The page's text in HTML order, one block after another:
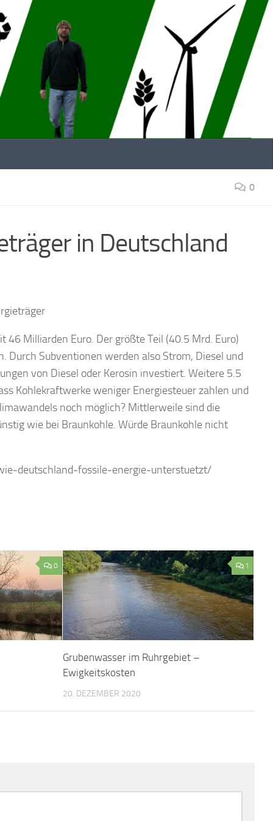
0
in Deutschland
Milliarden Euro. Der größte Teil (40.5 Mrd. Euro)
Subventionen werden also Strom, Diesel und
von Diesel oder Kerosin investiert. Weitere 5.5
Kohlekraftwerke weniger Energiesteuer zahlen und
noch möglich? Mittlerweile sind die
wie bei Braunkohle. Würde Braunkohle nicht
deutschland-fossile-energie-unterstuetzt/
0 1
Grubenwasser im Ruhrgebiet –
Ewigkeitskosten
20. DEZEMBER 2020